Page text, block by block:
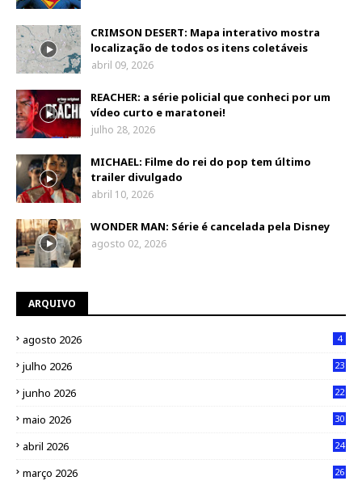
CRIMSON DESERT: Mapa interativo mostra
localização de todos os itens coletáveis
abril 09, 2026
REACHER: a série policial que conheci por um
vídeo curto e maratonei!
julho 28, 2026
MICHAEL: Filme do rei do pop tem último
trailer divulgado
abril 10, 2026
WONDER MAN: Série é cancelada pela Disney
agosto 02, 2026
ARQUIVO
agosto 2026 4
julho 2026 23
junho 2026 22
maio 2026 30
abril 2026 24
março 2026 26